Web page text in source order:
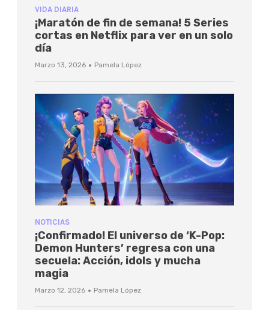
VIDA DIARIA
¡Maratón de fin de semana! 5 Series
cortas en Netflix para ver en un solo
día
Marzo 13, 2026 · Pamela López
NOTICIAS
¡Confirmado! El universo de ‘K-Pop:
Demon Hunters’ regresa con una
secuela: Acción, idols y mucha
magia
Marzo 12, 2026 · Pamela López